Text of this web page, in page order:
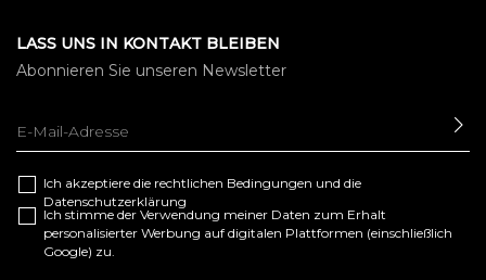
LASS UNS IN KONTAKT BLEIBEN
Abonnieren Sie unseren Newsletter
Ich akzeptiere die rechtlichen Bedingungen und die
Datenschutzerklärung
Ich stimme der Verwendung meiner Daten zum Erhalt
personalisierter Werbung auf digitalen Plattformen (einschließlich
Google) zu.